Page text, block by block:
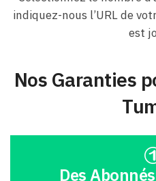
indiquez-nous l’URL de
est
Nos Garanties
Des